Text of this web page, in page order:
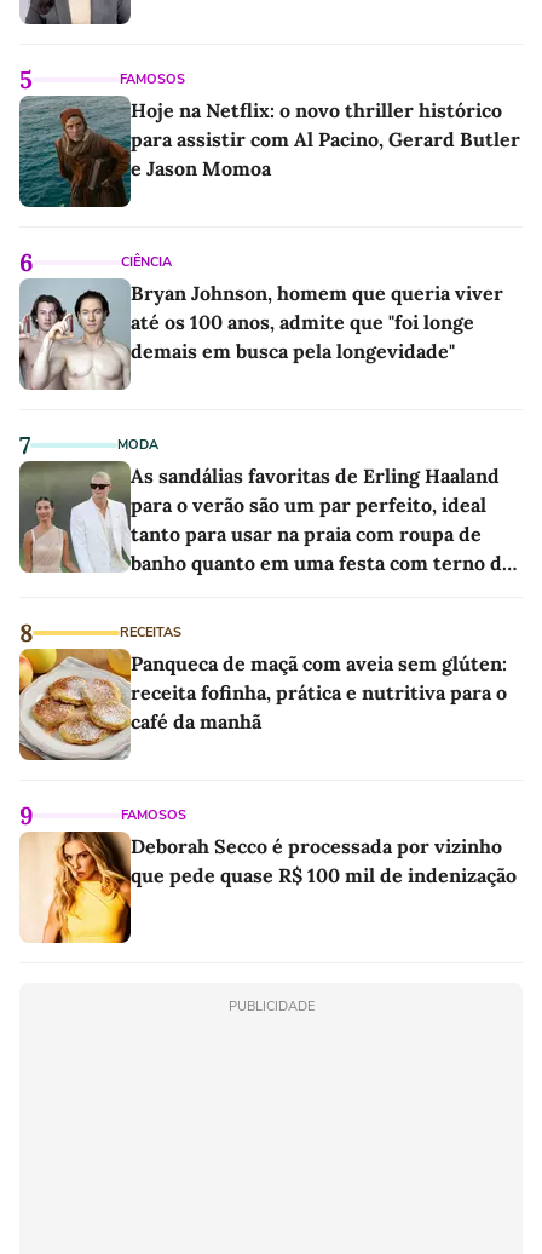
5 FAMOSOS
Hoje na Netflix: o novo thriller histórico
para assistir com Al Pacino, Gerard Butler
e Jason Momoa
6 CIÊNCIA
Bryan Johnson, homem que queria viver
até os 100 anos, admite que "foi longe
demais em busca pela longevidade"
7 MODA
As sandálias favoritas de Erling Haaland
para o verão são um par perfeito, ideal
tanto para usar na praia com roupa de
banho quanto em uma festa com terno de
8 RECEITAS
Panqueca de maçã com aveia sem glúten:
receita fofinha, prática e nutritiva para o
café da manhã
9 FAMOSOS
Deborah Secco é processada por vizinho
que pede quase R$ 100 mil de indenização
PUBLICIDADE